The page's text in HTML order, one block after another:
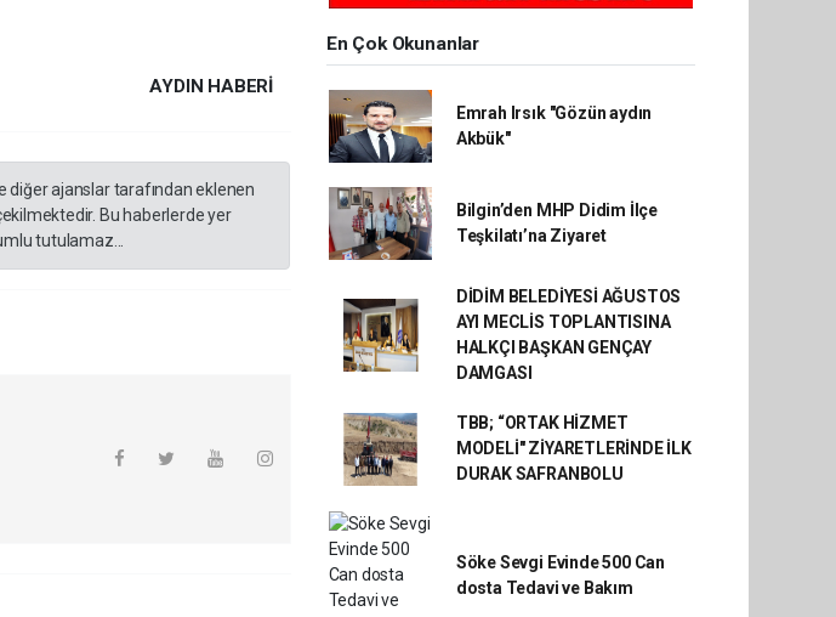
AYDIN HABERİ
diğer ajanslar tarafından eklenen
Bu haberlerde yer
tutulamaz...
En Çok Okunanlar
Emrah Irsık "Gözün aydın
Akbük"
Bilgin’den MHP Didim İlçe
Teşkilatı’na Ziyaret
DİDİM BELEDİYESİ AĞUSTOS
AYI MECLİS TOPLANTISINA
HALKÇI BAŞKAN GENÇAY
DAMGASI
TBB; “ORTAK HİZMET
MODELİ" ZİYARETLERİNDE İLK
DURAK SAFRANBOLU
Söke Sevgi Evinde 500 Can
dosta Tedavi ve Bakım